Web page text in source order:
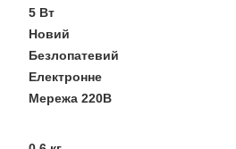
5 Вт
Новий
Безлопатевий
Електронне
Мережа 220В